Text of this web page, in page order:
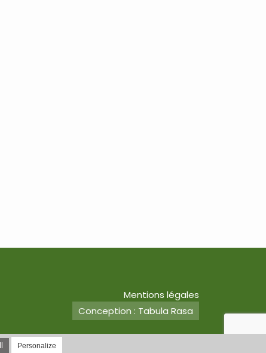
Mentions légales
Conception : Tabula Rasa
Personalize